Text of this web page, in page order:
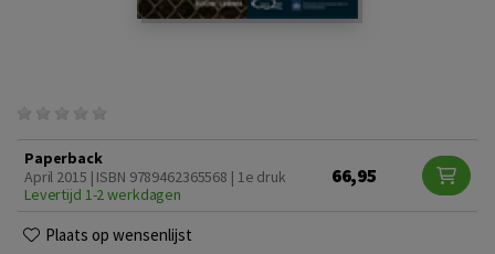
Paperback
April 2015 | ISBN 9789462365568 | 1e druk
Levertijd 1-2 werkdagen
66,95
Plaats op wensenlijst